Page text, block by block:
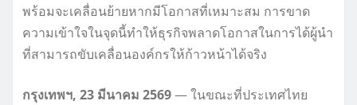
พร้อมจะเคลื่อนย้ายหากมีโอกาสที่เหมาะสม การขาด
ความเข้าใจในจุดนี้ทำให้ธุรกิจพลาดโอกาสในการได้ผู้นำ
ที่สามารถขับเคลื่อนองค์กรให้ก้าวหน้าได้จริง
กรุงเทพฯ, 23 มีนาคม 2569— ในขณะที่ประเทศไทย